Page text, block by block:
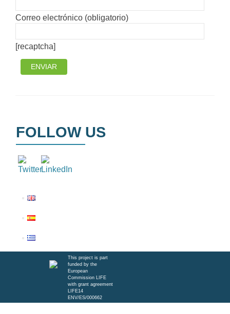
Correo electrónico (obligatorio)
[recaptcha]
FOLLOW US
This project is part
funded by the
European
Commission LIFE
with grant agreement
LIFE14
ENV/ES/000662